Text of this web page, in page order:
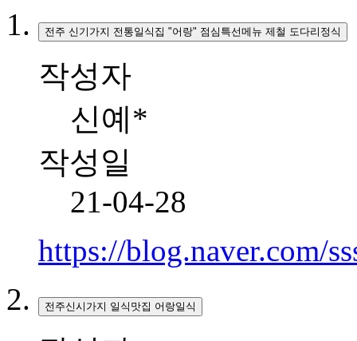
전주 신기가지 전통일식집 "어랑" 점심특선메뉴 제철 도다리정식
작성자
신예*
작성일
21-04-28
https://blog.naver.com/
전주신시가지 일식맛집 어랑일식